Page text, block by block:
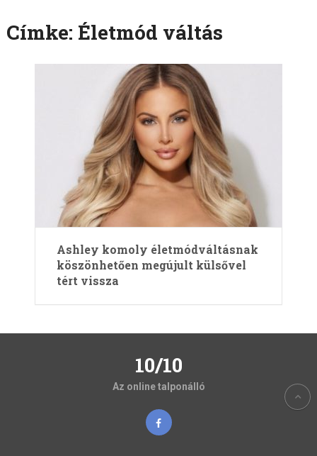
Címke: Életmód váltás
Ashley komoly életmódváltásnak
köszönhetően megújult külsővel
tért vissza
10/10
Az online talponálló